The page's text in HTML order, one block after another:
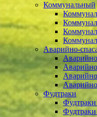
Коммунальный
Аварийно-
Фудтраки